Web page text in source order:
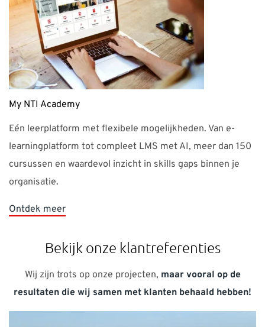
My NTI Academy
Eén leerplatform met flexibele mogelijkheden. Van e-
learningplatform tot compleet LMS met AI, meer dan 150
cursussen en waardevol inzicht in skills gaps binnen je
organisatie.
Ontdek meer
Bekijk onze klantreferenties
resultaten die wij samen met klanten behaald hebben!